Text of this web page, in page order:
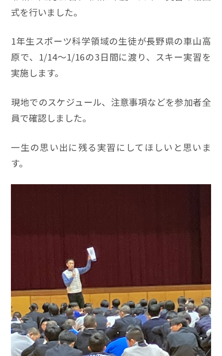
式を行いました。
1年生スポーツ科学領域の生徒が長野県の車山高
原で、1/14〜1/16の3日間に渡り、スキー実習を
実施します。
現地でのスケジュール、注意事項などを参加者全
員で確認しました。
一生の思い出に残る実習にしてほしいと思いま
す。